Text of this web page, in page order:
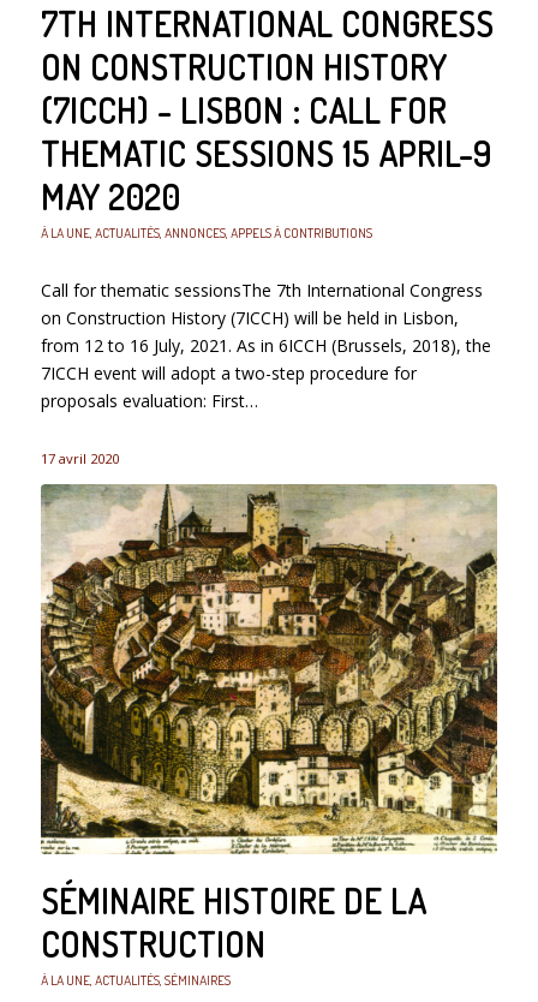
7TH INTERNATIONAL CONGRESS
ON CONSTRUCTION HISTORY
(7ICCH) - LISBON : CALL FOR
THEMATIC SESSIONS 15 APRIL-9
MAY 2020
À LA UNE, ACTUALITÉS, ANNONCES, APPELS À CONTRIBUTIONS
Call for thematic sessionsThe 7th International Congress
on Construction History (7ICCH) will be held in Lisbon,
from 12 to 16 July, 2021. As in 6ICCH (Brussels, 2018), the
7ICCH event will adopt a two-step procedure for
proposals evaluation: First…
17 avril 2020
SÉMINAIRE HISTOIRE DE LA
CONSTRUCTION
À LA UNE, ACTUALITÉS, SÉMINAIRES